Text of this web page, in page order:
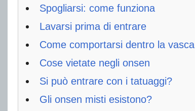
Spogliarsi: come funziona
Lavarsi prima di entrare
Come comportarsi dentro la vasca
Cose vietate negli onsen
Si può entrare con i tatuaggi?
Gli onsen misti esistono?